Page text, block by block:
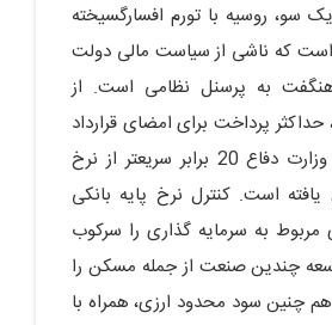
سو، روسیه با تورم افسارگسیخته
است که ناشی از سیاست مالی دولت
به پرسنل نظامی است. از
سال 2024، حداکثر پرداخت برای امضای قرارداد
خدمت سربازی با وزارت دفاع 20 برابر سریعتر از نرخ
است. کنترل نرخ پایه بانکی
مربوط به سرمایه گذاری را سرکوب
چندین صنعت از جمله مسکن را
چنین سود محدود ارزی، همراه با